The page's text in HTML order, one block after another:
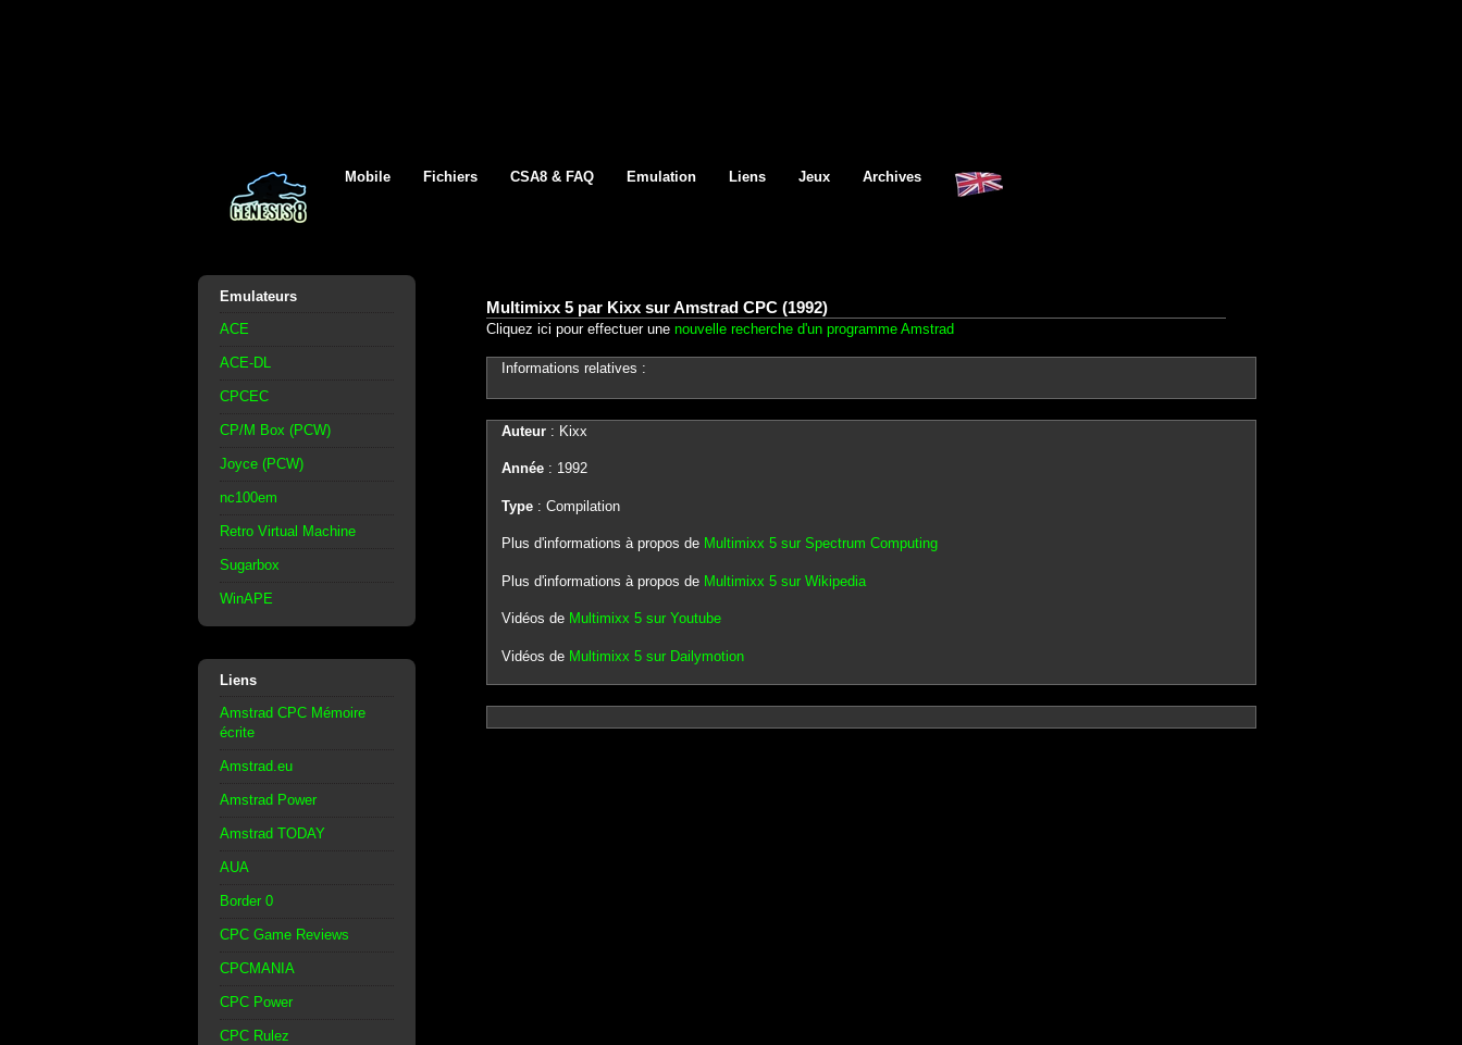
Mobile Fichiers CSA8 & FAQ Emulation Liens Jeux Archives
Emulateurs
ACE
ACE-DL
CPCEC
CP/M Box (PCW)
Joyce (PCW)
nc100em
Retro Virtual Machine
Sugarbox
WinAPE
Liens
Amstrad CPC Mémoire
écrite
Amstrad.eu
Amstrad Power
Amstrad TODAY
AUA
Border 0
CPC Game Reviews
CPCMANIA
CPC Power
CPC Rulez
Multimixx 5 par Kixx sur Amstrad CPC (1992)
Cliquez ici pour effectuer une nouvelle recherche d'un programme Amstrad
Informations relatives :
Auteur: Kixx
Année: 1992
Type: Compilation
Plus d'informations à propos de Multimixx 5 sur Spectrum Computing
Plus d'informations à propos de Multimixx 5 sur Wikipedia
Vidéos de Multimixx 5 sur Youtube
Vidéos de Multimixx 5 sur Dailymotion